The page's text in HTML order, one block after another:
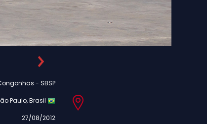
- SBSP
Paulo, Brasil
27/08/2012